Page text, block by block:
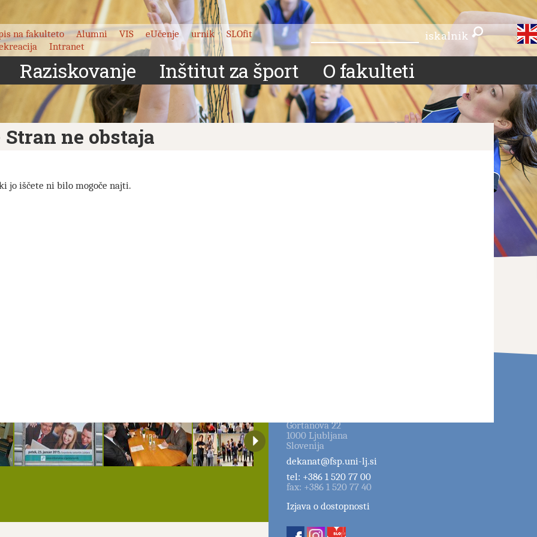
na fakulteto Alumni VIS eUčenje urnik
SLOfit
Intranet
iskalnik iskalnik
Raziskovanje Inštitut za šport O fakulteti
Stran ne obstaja
jo iščete ni bilo mogoče najti.
Gortanova 22
1000 Ljubljana
Slovenija
dekanat@fsp.uni-lj.si
tel: +386 1 520 77 00
fax: +386 1 520 77 40
Izjava o dostopnosti